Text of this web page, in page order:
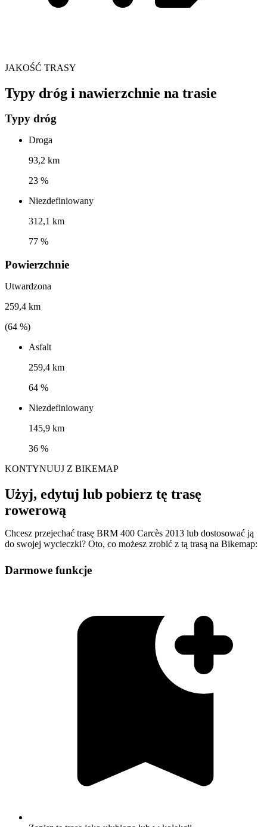
JAKOŚĆ TRASY
Typy dróg i nawierzchnie na trasie
Typy dróg
Droga
93,2 km
23 %
Niezdefiniowany
312,1 km
77 %
Powierzchnie
Utwardzona
259,4 km
(64 %)
Asfalt
259,4 km
64 %
Niezdefiniowany
145,9 km
36 %
KONTYNUUJ Z BIKEMAP
Użyj, edytuj lub pobierz tę trasę
rowerową
Chcesz przejechać trasę BRM 400 Carcès 2013 lub dostosować ją
do swojej wycieczki? Oto, co możesz zrobić z tą trasą na Bikemap:
Darmowe funkcje